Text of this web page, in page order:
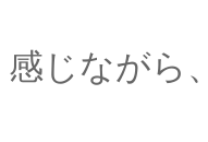
乱れた
感じながら